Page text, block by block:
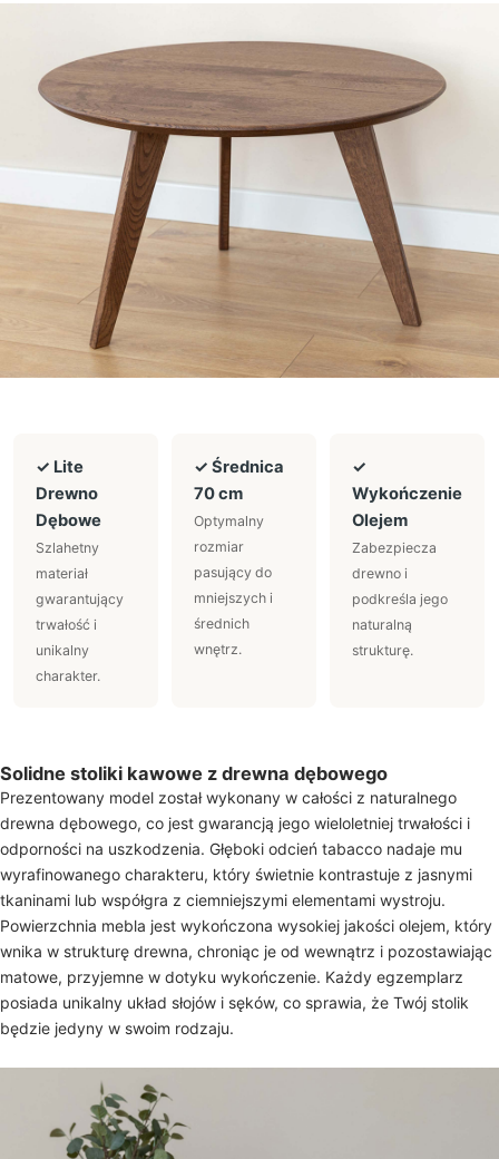
✓ Lite
Drewno
Dębowe
Szlahetny
materiał
gwarantujący
trwałość i
unikalny
charakter.
✓ Średnica
70 cm
Optymalny
rozmiar
pasujący do
mniejszych i
średnich
wnętrz.
✓
Wykończenie
Olejem
Zabezpiecza
drewno i
podkreśla jego
naturalną
strukturę.
Solidne stoliki kawowe z drewna dębowego
Prezentowany model został wykonany w całości z naturalnego
drewna dębowego, co jest gwarancją jego wieloletniej trwałości i
odporności na uszkodzenia. Głęboki odcień tabacco nadaje mu
wyrafinowanego charakteru, który świetnie kontrastuje z jasnymi
tkaninami lub współgra z ciemniejszymi elementami wystroju.
Powierzchnia mebla jest wykończona wysokiej jakości olejem, który
wnika w strukturę drewna, chroniąc je od wewnątrz i pozostawiając
matowe, przyjemne w dotyku wykończenie. Każdy egzemplarz
posiada unikalny układ słojów i sęków, co sprawia, że Twój stolik
będzie jedyny w swoim rodzaju.